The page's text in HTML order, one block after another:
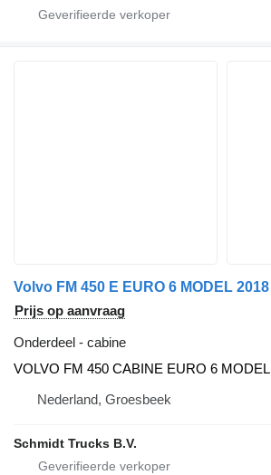
Prijs op aanvraag
Onderdeel - cabine
VOLVO FM 450 CABINE EURO 6 MODEL
Nederland, Groesbeek
Schmidt Trucks B.V.